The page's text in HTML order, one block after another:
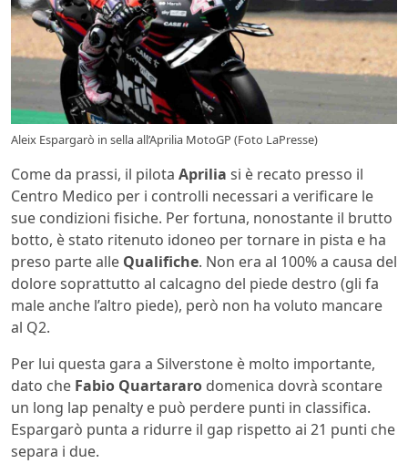
Aleix Espargarò in sella all’Aprilia MotoGP (Foto LaPresse)
Come da prassi, il pilota Aprilia si è recato presso il
Centro Medico per i controlli necessari a verificare le
sue condizioni fisiche. Per fortuna, nonostante il brutto
botto, è stato ritenuto idoneo per tornare in pista e ha
preso parte alle Qualifiche. Non era al 100% a causa del
dolore soprattutto al calcagno del piede destro (gli fa
male anche l’altro piede), però non ha voluto mancare
al Q2.
Per lui questa gara a Silverstone è molto importante,
dato che Fabio Quartararo domenica dovrà scontare
un long lap penalty e può perdere punti in classifica.
Espargarò punta a ridurre il gap rispetto ai 21 punti che
separa i due.